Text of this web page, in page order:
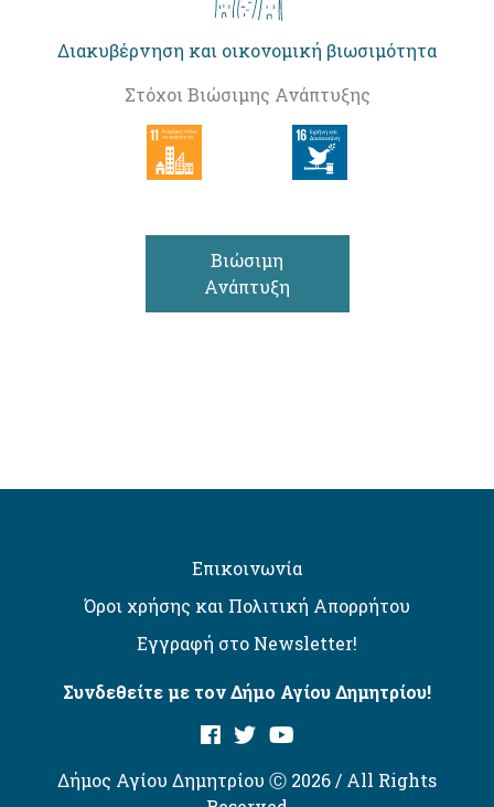
Διακυβέρνηση και οικονομική βιωσιμότητα
Στόχοι Βιώσιμης Ανάπτυξης
Βιώσιμη
Ανάπτυξη
Επικοινωνία
Όροι χρήσης και Πολιτική Απορρήτου
Εγγραφή στο Newsletter!
Συνδεθείτε με τον Δήμο Αγίου Δημητρίου!
Δήμος Αγίου Δημητρίου Ⓒ 2026 / All Rights